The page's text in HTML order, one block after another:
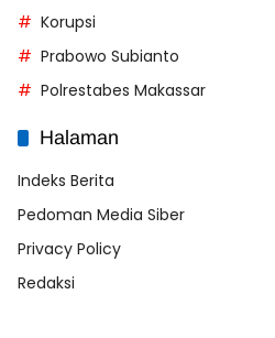
Korupsi
Prabowo Subianto
Polrestabes Makassar
Halaman
Indeks Berita
Pedoman Media Siber
Privacy Policy
Redaksi